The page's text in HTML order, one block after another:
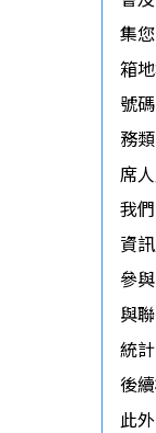
集
箱
號
務
席
我
資
參
與
統
後
此